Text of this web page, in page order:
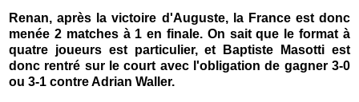
Renan, après la victoire d'Auguste, la France est donc
menée 2 matches à 1 en finale. On sait que le format à
quatre joueurs est particulier, et Baptiste Masotti est
donc rentré sur le court avec l'obligation de gagner 3-0
ou 3-1 contre Adrian Waller.